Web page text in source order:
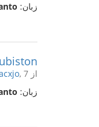
زبان:
از , 7 ژانویهٔ 2016
زبان: